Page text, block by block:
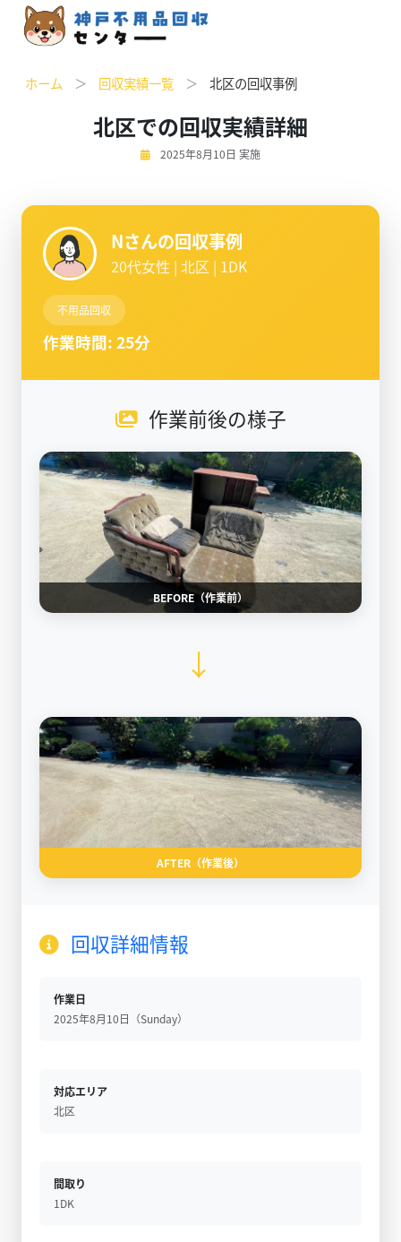
ホーム ＞ 回収実績一覧 ＞ 北区の回収事例
北区での回収実績詳細
2025年8月10日 実施
Nさんの回収事例
20代女性 | 北区 | 1DK
不用品回収
作業時間: 25分
作業前後の様子
BEFORE（作業前）
→
AFTER（作業後）
回収詳細情報
作業日
2025年8月10日（Sunday）
対応エリア
北区
間取り
1DK